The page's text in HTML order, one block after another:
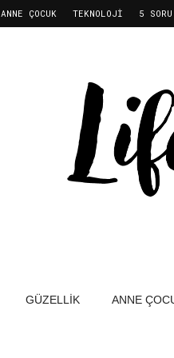
ANNE ÇOCUK TEKNOLOJI 5
GÜZELLIK ANNE